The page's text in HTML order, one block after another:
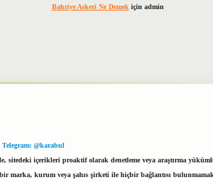
Bahriye Askeri Ne Demek için admin
Telegram: @karabul
sitedeki içerikleri proaktif olarak denetleme veya araştırma
marka, kurum veya şahıs şirketi ile hiçbir bağlantısı